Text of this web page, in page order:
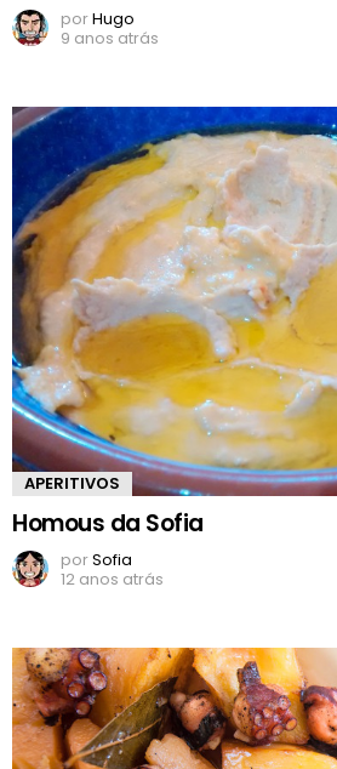
porHugo
9 anos atrás
APERITIVOS
Homous da Sofia
porSofia
12 anos atrás